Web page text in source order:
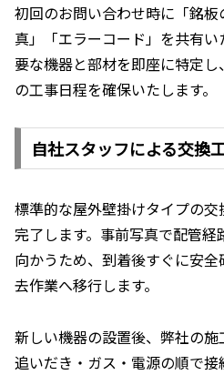
初回のお問い合わせ時に「銘
真」「エラーコード」を共有
要な機器と部材を即座に特定
の工事日程を確保いたします。
自社スタッフによる交換
標準的な屋外壁掛けタイプの
完了します。事前写真で配管
向かうため、到着後すぐに安
去作業へ移行します。
新しい機器の設置後、弊社の施
追いだき・ガス・電源の順で